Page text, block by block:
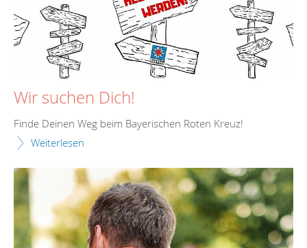
Wir suchen Dich!
Finde Deinen Weg beim Bayerischen Roten Kreuz!
Weiterlesen